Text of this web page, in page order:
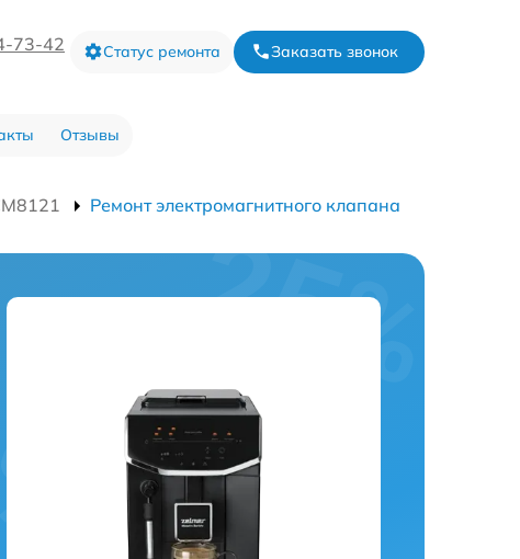
73-42 Статус ремонта Заказать звонок
Отзывы
Ремонт электромагнитного клапана